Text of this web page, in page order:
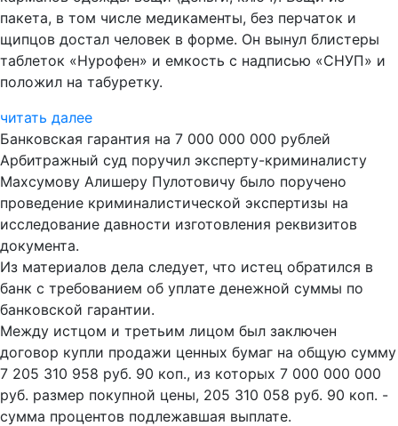
пакета, в том числе медикаменты, без перчаток и
щипцов достал человек в форме. Он вынул блистеры
таблеток «Нурофен» и емкость с надписью «СНУП» и
положил на табуретку.
читать далее
Банковская гарантия на 7 000 000 000 рублей
Арбитражный суд поручил эксперту-криминалисту
Махсумову Алишеру Пулотовичу было поручено
проведение криминалистической экспертизы на
исследование давности изготовления реквизитов
документа.
Из материалов дела следует, что истец обратился в
банк с требованием об уплате денежной суммы по
банковской гарантии.
Между истцом и третьим лицом был заключен
договор купли продажи ценных бумаг на общую сумму
7 205 310 958 руб. 90 коп., из которых 7 000 000 000
руб. размер покупной цены, 205 310 058 руб. 90 коп. -
сумма процентов подлежавшая выплате.